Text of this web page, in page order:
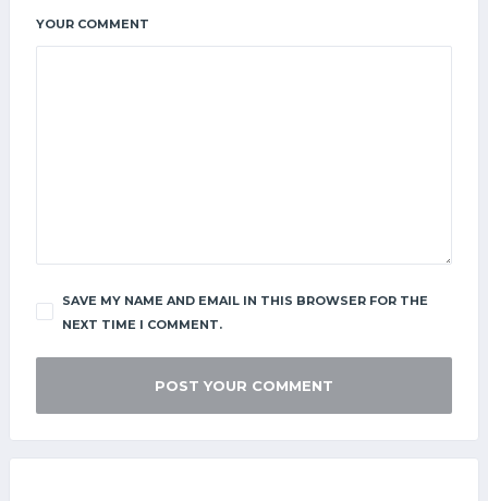
YOUR COMMENT
SAVE MY NAME AND EMAIL IN THIS BROWSER FOR THE
NEXT TIME I COMMENT.